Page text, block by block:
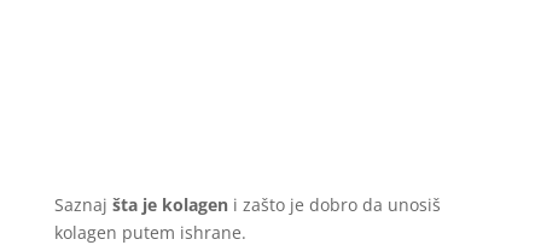
Saznaj šta je kolageni zašto je dobro da unosiš
kolagen putem ishrane.